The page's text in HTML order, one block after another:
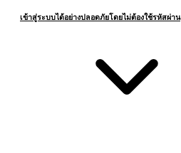
เข้าสู่ระบบได้อย่างปลอดภัยโดยไม่ต้องใช้รหัสผ่าน